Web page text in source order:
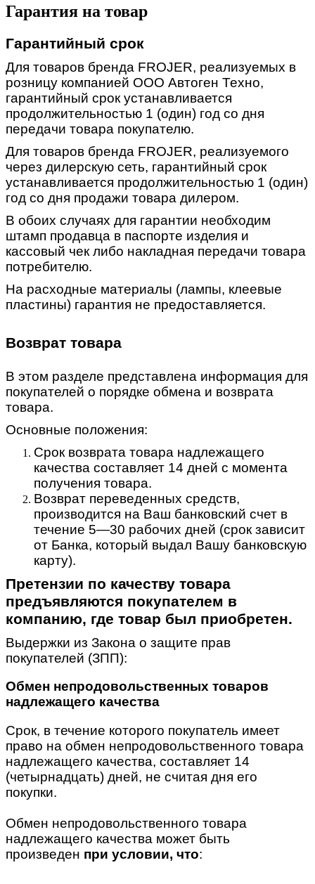
Гарантия на товар
Гарантийный срок
Для товаров бренда FROJER, реализуемых в
розницу компанией ООО Автоген Техно,
гарантийный срок устанавливается
продолжительностью 1 (один) год со дня
передачи товара покупателю.
Для товаров бренда FROJER, реализуемого
через дилерскую сеть, гарантийный срок
устанавливается продолжительностью 1 (один)
год со дня продажи товара дилером.
В обоих случаях для гарантии необходим
штамп продавца в паспорте изделия и
кассовый чек либо накладная передачи товара
потребителю.
На расходные материалы (лампы, клеевые
пластины) гарантия не предоставляется.
Возврат товара
В этом разделе представлена информация для
покупателей о порядке обмена и возврата
товара.
Основные положения:
Срок возврата товара надлежащего
качества составляет 14 дней с момента
получения товара.
Возврат переведенных средств,
производится на Ваш банковский счет в
течение 5—30 рабочих дней (срок зависит
от Банка, который выдал Вашу банковскую
карту).
Претензии по качеству товара
предъявляются покупателем в
компанию, где товар был приобретен.
Выдержки из Закона о защите прав
покупателей (ЗПП):
Обмен непродовольственных товаров
надлежащего качества
Срок, в течение которого покупатель имеет
право на обмен непродовольственного товара
надлежащего качества, составляет 14
(четырнадцать) дней, не считая дня его
покупки.
Обмен непродовольственного товара
надлежащего качества может быть
произведен при условии, что: